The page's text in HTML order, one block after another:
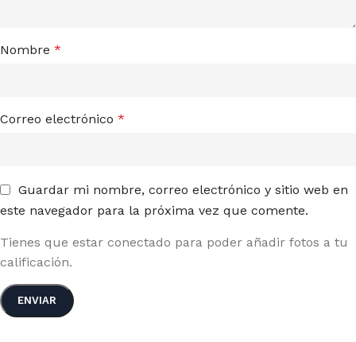
Nombre *
Correo electrónico *
Guardar mi nombre, correo electrónico y sitio web en
este navegador para la próxima vez que comente.
Tienes que estar conectado para poder añadir fotos a tu
calificación.